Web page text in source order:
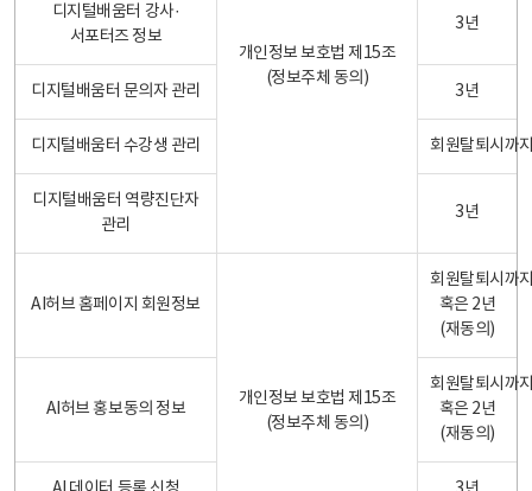
개인정보 보호법 제15조
(정보주체 동의)
디지털배움터 강사·
서포터즈 정보
3년
디지털배움터 문의자 관리 3년
디지털배움터 수강생 관리 회원탈퇴시까
디지털배움터 역량진단자
관리
3년
AI허브 홈페이지 회원정보
개인정보 보호법 제15조
(정보주체 동의)
회원탈퇴시까
혹은 2년
(재동의)
AI허브 홍보동의 정보
회원탈퇴시까
혹은 2년
(재동의)